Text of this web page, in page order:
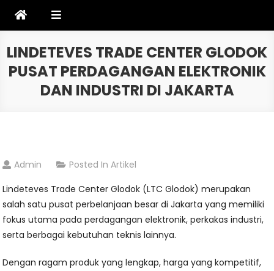
LINDETEVES TRADE CENTER GLODOK
PUSAT PERDAGANGAN ELEKTRONIK
DAN INDUSTRI DI JAKARTA
Admin Posted InArtikel
Lindeteves Trade Center Glodok (LTC Glodok) merupakan
salah satu pusat perbelanjaan besar di Jakarta yang memiliki
fokus utama pada perdagangan elektronik, perkakas industri,
serta berbagai kebutuhan teknis lainnya.
Dengan ragam produk yang lengkap, harga yang kompetitif,